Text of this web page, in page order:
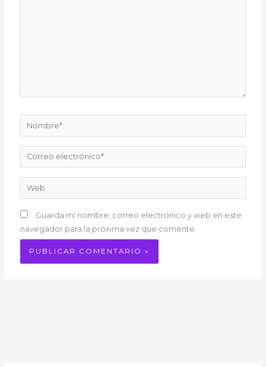
Nombre*
Correo
electrónico*
Web
Guarda mi nombre, correo electrónico y web en este
navegador para la próxima vez que comente.